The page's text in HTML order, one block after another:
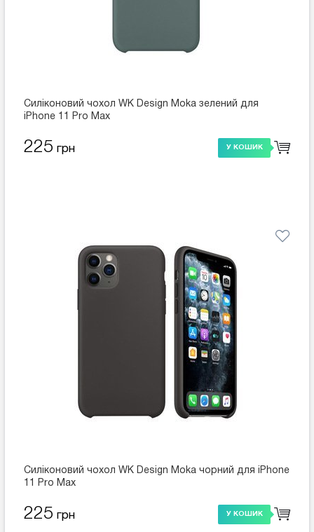
Силіконовий чохол WK Design Moka зелений для
iPhone 11 Pro Max
225 грн У КОШИК
Силіконовий чохол WK Design Moka чорний для iPhone
11 Pro Max
225 грн У КОШИК